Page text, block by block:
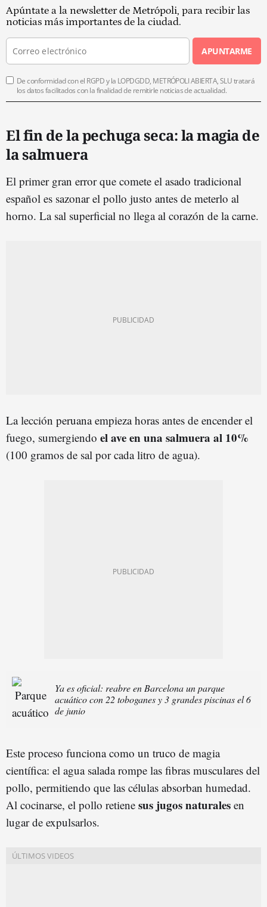
Apúntate a la newsletter de Metrópoli, para recibir las
noticias más importantes de la ciudad.
APUNTARME
De conformidad con el RGPD y la LOPDGDD, METRÓPOLI ABIERTA, SLU tratará
los datos facilitados con la finalidad de remitirle noticias de actualidad.
El fin de la pechuga seca: la magia de
la salmuera
El primer gran error que comete el asado tradicional
español es sazonar el pollo justo antes de meterlo al
horno. La sal superficial no llega al corazón de la carne.
La lección peruana empieza horas antes de encender el
fuego, sumergiendo el ave en una salmuera al 10%
(100 gramos de sal por cada litro de agua).
Ya es oficial: reabre en Barcelona un parque
acuático con 22 toboganes y 3 grandes piscinas el 6
de junio
Este proceso funciona como un truco de magia
científica: el agua salada rompe las fibras musculares del
pollo, permitiendo que las células absorban humedad.
Al cocinarse, el pollo retiene sus jugos naturales en
lugar de expulsarlos.